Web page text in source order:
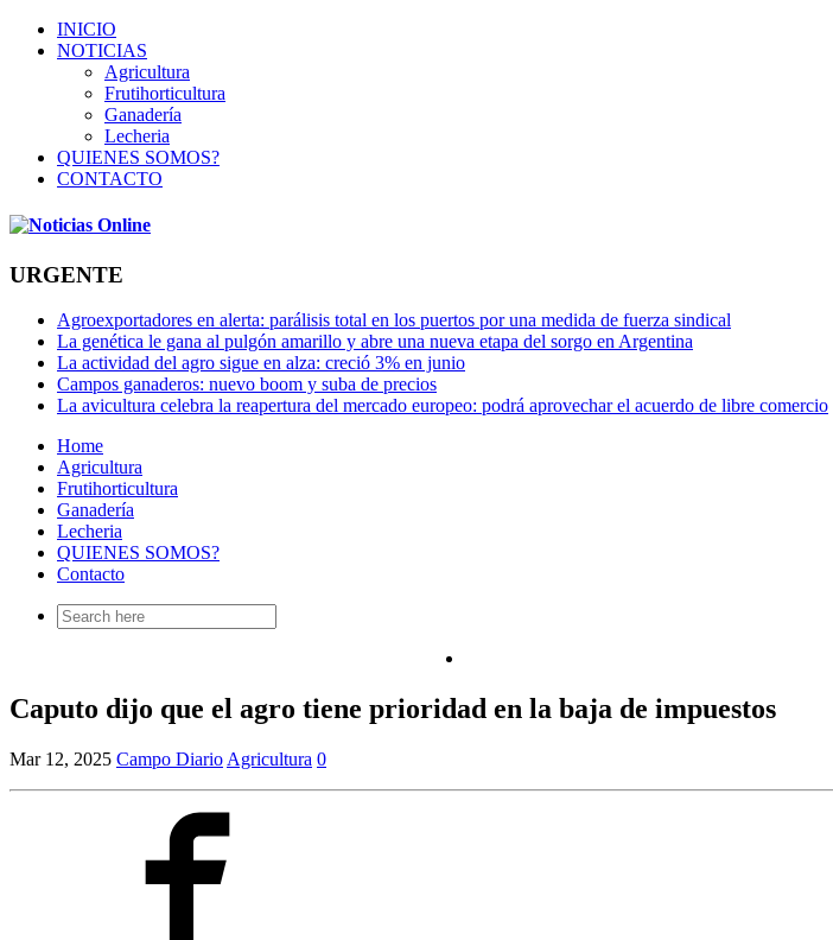
INICIO
NOTICIAS
Agricultura
Frutihorticultura
Ganadería
Lecheria
QUIENES SOMOS?
CONTACTO
URGENTE
Agroexportadores en alerta: parálisis total en los puertos por una medida de fuerza sindical
La genética le gana al pulgón amarillo y abre una nueva etapa del sorgo en Argentina
La actividad del agro sigue en alza: creció 3% en junio
Campos ganaderos: nuevo boom y suba de precios
La avicultura celebra la reapertura del mercado europeo: podrá aprovechar el acuerdo de libre comercio
Home
Agricultura
Frutihorticultura
Ganadería
Lecheria
QUIENES SOMOS?
Contacto
Search
for:
Caputo dijo que el agro tiene prioridad en la baja de impuestos
Mar 12, 2025 Campo Diario Agricultura 0